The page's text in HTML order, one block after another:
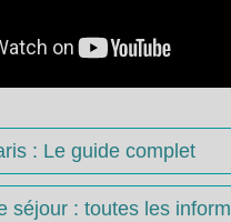
: Le guide complet
séjour : toutes les